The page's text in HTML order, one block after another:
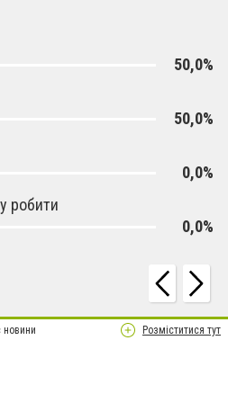
50,0%
50,0%
0,0%
робити
0,0%
новини Розміститися тут